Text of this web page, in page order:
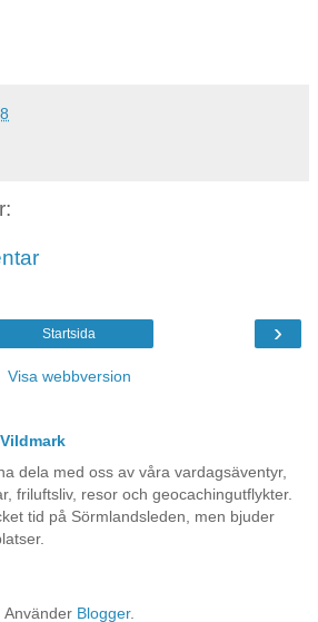
›
Startsida
Visa webbversion
dela med oss av våra vardagsäventyr,
friluftsliv, resor och geocachingutflykter.
tid på Sörmlandsleden, men bjuder
Använder Blogger.